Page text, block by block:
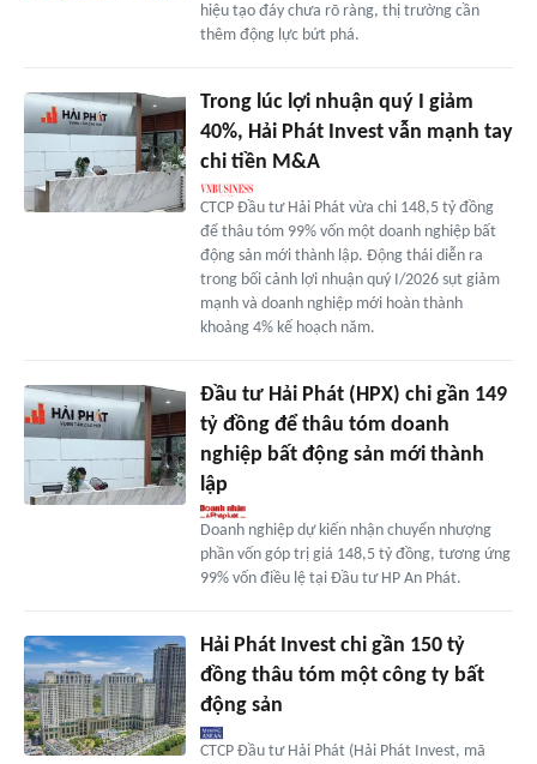
hiệu tạo đáy chưa rõ ràng, thị trường cần
thêm động lực bứt phá.
Trong lúc lợi nhuận quý I giảm
40%, Hải Phát Invest vẫn mạnh tay
chi tiền M&A
CTCP Đầu tư Hải Phát vừa chi 148,5 tỷ đồng
để thâu tóm 99% vốn một doanh nghiệp bất
động sản mới thành lập. Động thái diễn ra
trong bối cảnh lợi nhuận quý I/2026 sụt giảm
mạnh và doanh nghiệp mới hoàn thành
khoảng 4% kế hoạch năm.
Đầu tư Hải Phát (HPX) chi gần 149
tỷ đồng để thâu tóm doanh
nghiệp bất động sản mới thành
lập
Doanh nghiệp dự kiến nhận chuyển nhượng
phần vốn góp trị giá 148,5 tỷ đồng, tương ứng
99% vốn điều lệ tại Đầu tư HP An Phát.
Hải Phát Invest chi gần 150 tỷ
đồng thâu tóm một công ty bất
động sản
CTCP Đầu tư Hải Phát (Hải Phát Invest, mã